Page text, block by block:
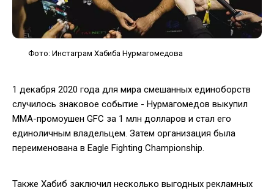
Фото: Инстаграм Хабиба Нурмагомедова
1 декабря 2020 года для мира смешанных единоборств
случилось знаковое событие - Нурмагомедов выкупил
MMA-промоушен GFC за 1 млн долларов и стал его
единоличным владельцем. Затем организация была
переименована в Eagle Fighting Championship.
Также Хабиб заключил несколько выгодных рекламных